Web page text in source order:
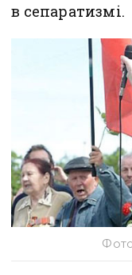
в сепаратизмі.